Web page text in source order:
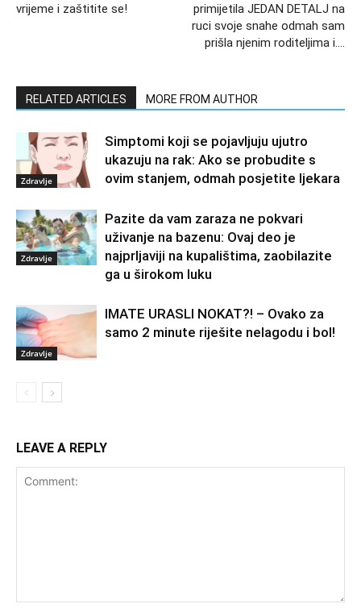
vrijeme i zaštitite se!
primijetila JEDAN DETALJ na
ruci svoje snahe odmah sam
prišla njenim roditeljima i….
RELATED ARTICLES MORE FROM AUTHOR
Zdravlje
Simptomi koji se pojavljuju ujutro
ukazuju na rak: Ako se probudite s
ovim stanjem, odmah posjetite ljekara
Zdravlje
Pazite da vam zaraza ne pokvari
uživanje na bazenu: Ovaj deo je
najprljaviji na kupalištima, zaobilazite
ga u širokom luku
Zdravlje
IMATE URASLI NOKAT?! – Ovako za
samo 2 minute riješite nelagodu i bol!
LEAVE A REPLY